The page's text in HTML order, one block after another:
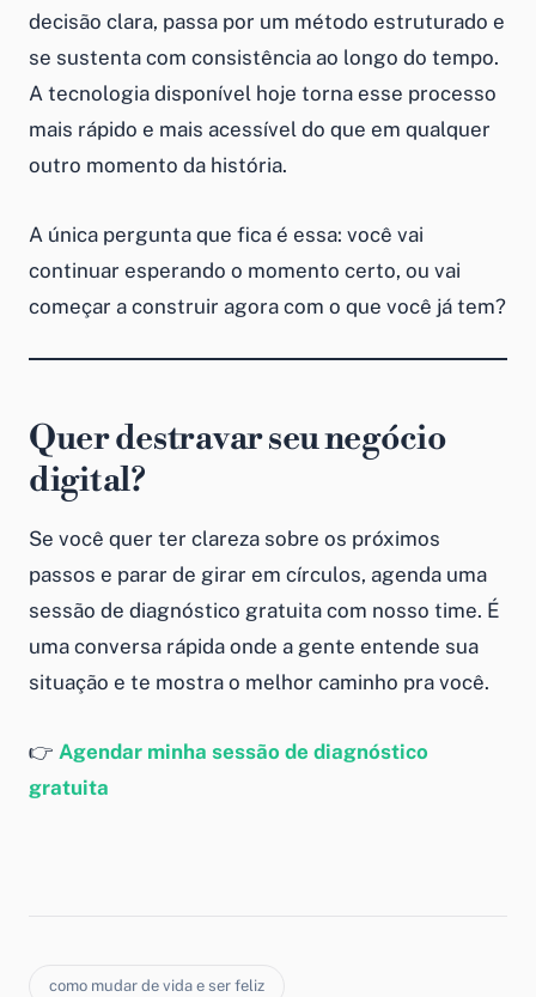
decisão clara, passa por um método estruturado e
se sustenta com consistência ao longo do tempo.
A tecnologia disponível hoje torna esse processo
mais rápido e mais acessível do que em qualquer
outro momento da história.
A única pergunta que fica é essa: você vai
continuar esperando o momento certo, ou vai
começar a construir agora com o que você já tem?
Quer destravar seu negócio
digital?
Se você quer ter clareza sobre os próximos
passos e parar de girar em círculos, agenda uma
sessão de diagnóstico gratuita com nosso time. É
uma conversa rápida onde a gente entende sua
situação e te mostra o melhor caminho pra você.
👉 Agendar minha sessão de diagnóstico
gratuita
como mudar de vida e ser feliz